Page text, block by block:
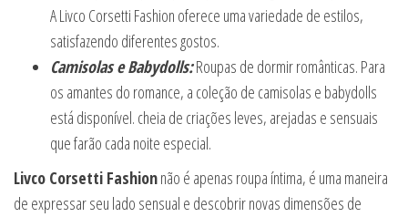
A Livco Corsetti Fashion oferece uma variedade de estilos,
satisfazendo diferentes gostos.
Camisolas e Babydolls:Roupas de dormir românticas. Para
os amantes do romance, a coleção de camisolas e babydolls
está disponível. cheia de criações leves, arejadas e sensuais
que farão cada noite especial.
Livco Corsetti Fashionnão é apenas roupa íntima, é uma maneira
de expressar seu lado sensual e descobrir novas dimensões de